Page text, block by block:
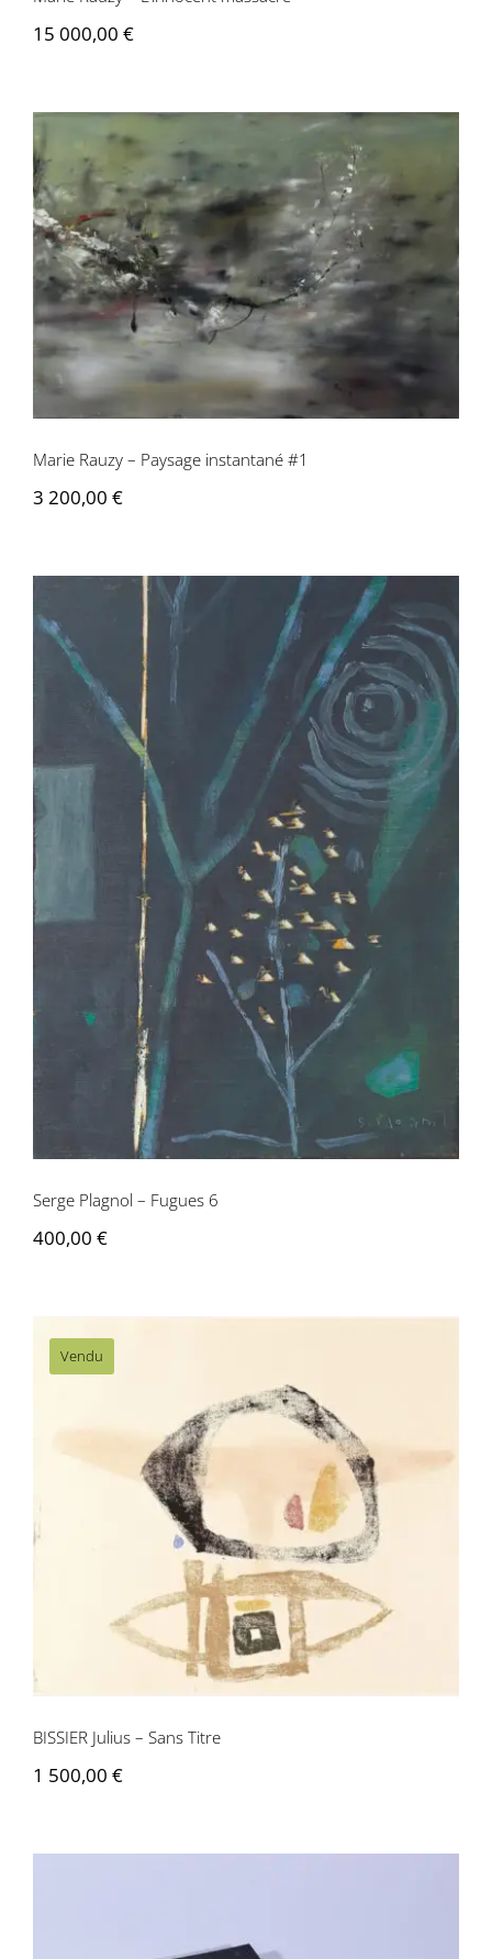
Contactez-nous
15 000,00 €
Marie Rauzy – Paysage instantané #1
Marie Rauzy – Paysage instantané #1
3 200,00 €
Serge Plagnol – Fugues 6
Serge Plagnol – Fugues 6
400,00 €
Vendu
BISSIER Julius – Sans Titre
BISSIER Julius – Sans Titre
1 500,00 €